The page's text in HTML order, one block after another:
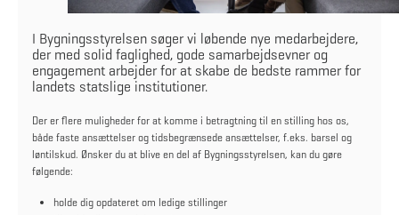
I Bygningsstyrelsen søger vi løbende nye medarbejdere,
der med solid faglighed, gode samarbejdsevner og
engagement arbejder for at skabe de bedste rammer for
landets statslige institutioner.
Der er flere muligheder for at komme i betragtning til en stilling hos os,
både faste ansættelser og tidsbegrænsede ansættelser, f.eks. barsel og
løntilskud. Ønsker du at blive en del af Bygningsstyrelsen, kan du gøre
følgende:
holde dig opdateret om ledige stillinger